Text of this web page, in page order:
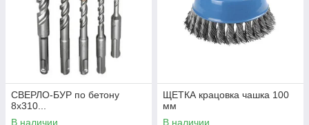
СВЕРЛО-БУР по бетону
8х310...
В наличии
ЩЕТКА крацовка чашка 100
мм
В наличии